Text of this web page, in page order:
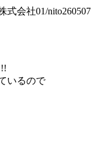
式会社01/nito260507
いるので